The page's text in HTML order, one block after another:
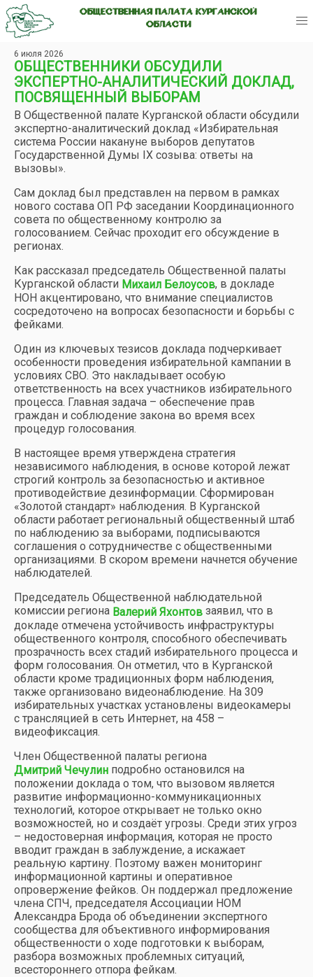
ОБЩЕСТВЕННАЯ ПАЛАТА КУРГАНСКОЙ
ОБЛАСТИ
6 июля 2026
ОБЩЕСТВЕННИКИ ОБСУДИЛИ
ЭКСПЕРТНО-АНАЛИТИЧЕСКИЙ ДОКЛАД,
ПОСВЯЩЕННЫЙ ВЫБОРАМ
В Общественной палате Курганской области обсудили
экспертно-аналитический доклад «Избирательная
система России накануне выборов депутатов
Государственной Думы IX созыва: ответы на
вызовы».
Сам доклад был представлен на первом в рамках
нового состава ОП РФ заседании Координационного
совета по общественному контролю за
голосованием. Сейчас проходит его обсуждение в
регионах.
Как рассказал председатель Общественной палаты
Курганской области Михаил Белоусов, в докладе
НОН акцентировано, что внимание специалистов
сосредоточено на вопросах безопасности и борьбы с
фейками.
Один из ключевых тезисов доклада подчеркивает
особенности проведения избирательной кампании в
условиях СВО. Это накладывает особую
ответственность на всех участников избирательного
процесса. Главная задача – обеспечение прав
граждан и соблюдение закона во время всех
процедур голосования.
В настоящее время утверждена стратегия
независимого наблюдения, в основе которой лежат
строгий контроль за безопасностью и активное
противодействие дезинформации. Сформирован
«Золотой стандарт» наблюдения. В Курганской
области работает региональный общественный штаб
по наблюдению за выборами, подписываются
соглашения о сотрудничестве с общественными
организациями. В скором времени начнется обучение
наблюдателей.
Председатель Общественной наблюдательной
комиссии региона Валерий Яхонтов заявил, что в
докладе отмечена устойчивость инфраструктуры
общественного контроля, способного обеспечивать
прозрачность всех стадий избирательного процесса и
форм голосования. Он отметил, что в Курганской
области кроме традиционных форм наблюдения,
также организовано видеонаблюдение. На 309
избирательных участках установлены видеокамеры
с трансляцией в сеть Интернет, на 458 –
видеофиксация.
Член Общественной палаты региона
Дмитрий Чечулин подробно остановился на
положении доклада о том, что вызовом является
развитие информационно-коммуникационных
технологий, которое открывает не только окно
возможностей, но и создаёт угрозы. Среди этих угроз
– недостоверная информация, которая не просто
вводит граждан в заблуждение, а искажает
реальную картину. Поэтому важен мониторинг
информационной картины и оперативное
опровержение фейков. Он поддержал предложение
члена СПЧ, председателя Ассоциации НОМ
Александра Брода об объединении экспертного
сообщества для объективного информирования
общественности о ходе подготовки к выборам,
разбора возможных проблемных ситуаций,
всестороннего отпора фейкам.